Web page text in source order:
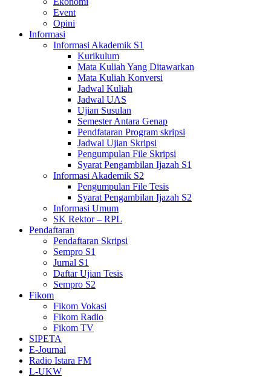
Event
Opini
Informasi
Informasi Akademik S1
Kurikulum
Mata Kuliah Yang Ditawarkan
Mata Kuliah Konversi
Jadwal Kuliah
Jadwal UAS
Ujian Susulan
Semester Antara Genap
Pendfataran Program skripsi
Jadwal Ujian Skripsi
Pengumpulan File Skripsi
Syarat Pengambilan Ijazah S1
Informasi Akademik S2
Pengumpulan File Tesis
Syarat Pengambilan Ijazah S2
Informasi Umum
SK Rektor – RPL
Pendaftaran
Pendaftaran Skripsi
Sempro S1
Jurnal S1
Daftar Ujian Tesis
Sempro S2
Fikom
Fikom Vokasi
Fikom Radio
Fikom TV
SIPETA
E-Journal
Radio Istara FM
L-UKW